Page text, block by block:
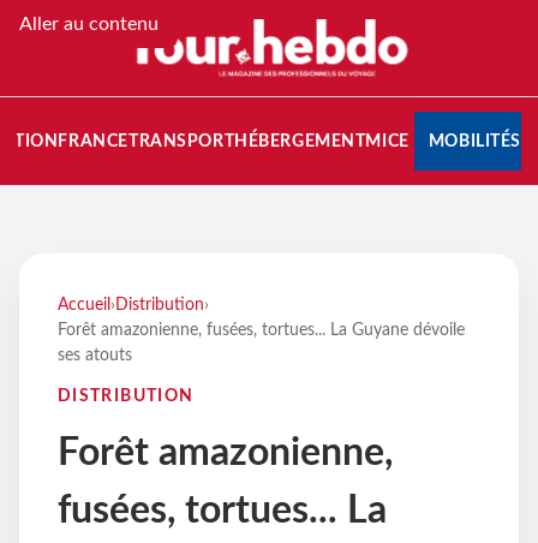
Aller au contenu
FRANCETRANSPORT HÉBERGEMENTMICE MOBILITÉS
Accueil › Distribution›
Forêt amazonienne, fusées, tortues... La Guyane dévoile
ses atouts
DISTRIBUTION
Forêt amazonienne,
fusées, tortues... La